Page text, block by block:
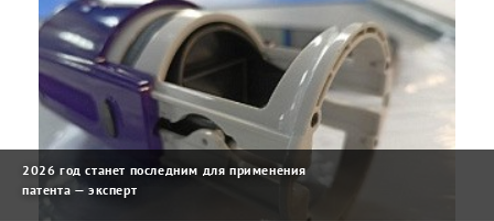
2026 год станет последним для применения
патента — эксперт